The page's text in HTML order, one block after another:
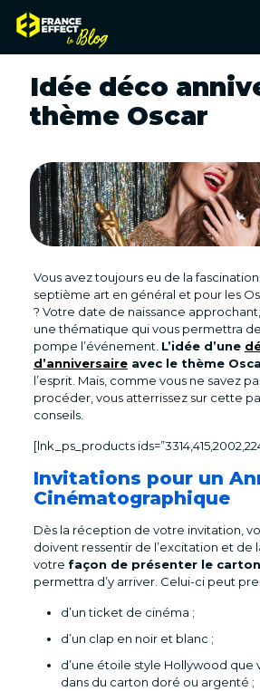
Idée déco
thème Oscar
Vous avez toujours eu de la
septième art en général et pour les
? Votre date de naissance
une thématique qui vous permettra
pompe l’événement. L’idée d’une
d’anniversaireavec le thème
l’esprit. Mais, comme vous ne savez
procéder, vous atterrissez sur cette
conseils.
[lnk_ps_products
Invitations pour un
Cinématographique
Dès la réception de votre invitation,
doivent ressentir de l’excitation et de
votre façon de présenter le carton
permettra d’y arriver. Celui-ci peut
d’un ticket de cinéma ;
d’un clap en noir et blanc ;
d’une étoile style Hollywood
dans du carton doré ou argenté ;